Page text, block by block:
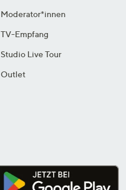
Moderator*innen
TV-Empfang
Studio Live Tour
Outlet